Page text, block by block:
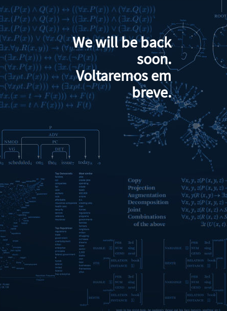
We will be back
soon.
Voltaremos em
breve.